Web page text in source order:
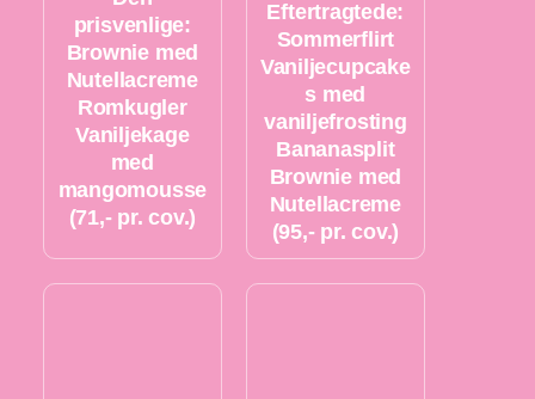
prisvenlige:
Brownie med
Nutellacreme
Romkugler
Vaniljekage
med
mangomousse
(71,- pr. cov.)
Eftertragtede:
Sommerflirt
Vaniljecupcake
s med
vaniljefrosting
Bananasplit
Brownie med
Nutellacreme
(95,- pr. cov.)